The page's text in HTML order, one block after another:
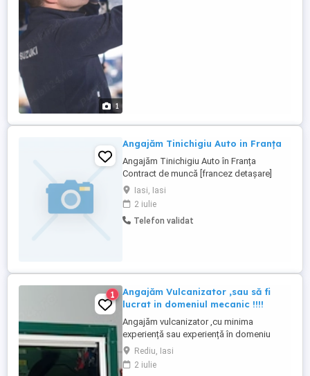
1
Angajăm Tinichigiu Auto in Franța
Angajăm Tinichigiu Auto în Franța
Contract de muncă [francez detașare]
Service auto partener situat în Franța,
caută un Tinichigiu Auto cu experiență
pentru angajare imediată. Oferim condiții
excelente și suport complet pentru
Iasi, Iasi
2 iulie
Telefon validat
1
Angajăm Vulcanizator ,sau să fi
lucrat in domeniul mecanic !!!!
Angajăm vulcanizator ,cu minima
experiență sau experiență în domeniu
mecanic ,pentru atelierul din zona
Păcurari- Valea Rediului! Relații la telefon !
Rediu, Iasi
2 iulie